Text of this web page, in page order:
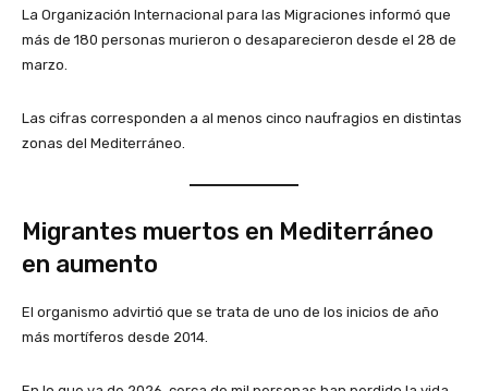
La Organización Internacional para las Migraciones informó que
más de 180 personas murieron o desaparecieron desde el 28 de
marzo.
Las cifras corresponden a al menos cinco naufragios en distintas
zonas del Mediterráneo.
Migrantes muertos en Mediterráneo
en aumento
El organismo advirtió que se trata de uno de los inicios de año
más mortíferos desde 2014.